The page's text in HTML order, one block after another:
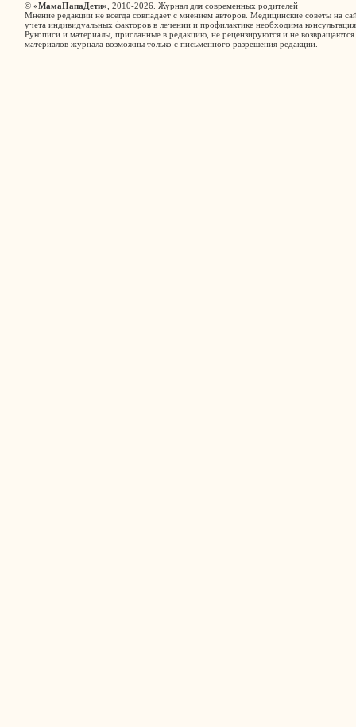
© «МамаПапаДети» , 2010-2026. Журнал для современных родителей
Мнение редакции не всегда совпадает с мнением авторов. Медицинские советы на
учета индивидуальных факторов в лечении и профилактике необходима
Рукописи и материалы, присланные в редакцию, не рецензируются и не
материалов журнала возможны только с письменного разрешения редакции.